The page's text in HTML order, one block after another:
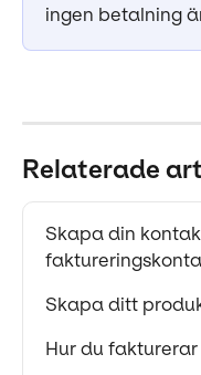
ingen betalning
Relaterade
Skapa din
Skapa ditt
Hur du